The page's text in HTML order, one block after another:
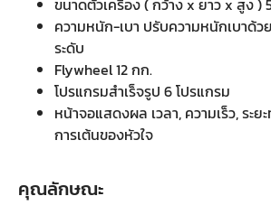
ขนาดตัวเครื่อง ( กว้าง x ยาว x สูง )
ความหนัก-เบา ปรับความหนักเบาด้ว
ระดับ
Flywheel 12 กก.
โปรแกรมสำเร็จรูป 6 โปรแกรม
หน้าจอแสดงผล เวลา, ความเร็ว, ระย
การเต้นของหัวใจ
คุณลักษณะ